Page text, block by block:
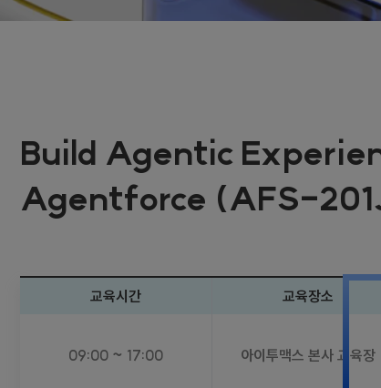
Build Agentic
Agentforce (AFS-
교육시간
09:00 ~ 17:00
교육장소
아이투맥스 본사 교육장